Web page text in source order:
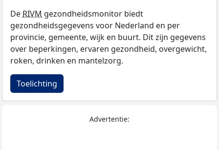
De RIVM gezondheidsmonitor biedt
gezondheidsgegevens voor Nederland en per
provincie, gemeente, wijk en buurt. Dit zijn gegevens
over beperkingen, ervaren gezondheid, overgewicht,
roken, drinken en mantelzorg.
Toelichting
Advertentie: